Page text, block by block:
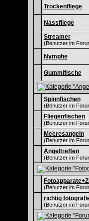
Trockenfliege
Nassfliege
Streamer
(Benutzer im
Nymphe
Gummifische
Spinnfischen
(Benutzer im
Fliegenfischen
(Benutzer im
Meeresangeln
(Benutzer im
Angeltreffen
(Benutzer im
(Benutzer im
richtig
(Benutzer im